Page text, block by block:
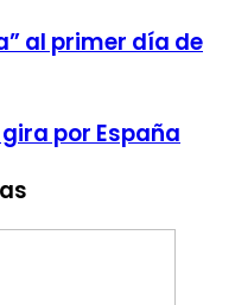
al primer día de
por España